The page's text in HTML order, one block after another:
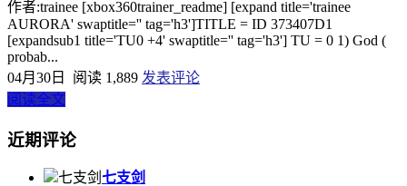
作者:trainee [xbox360trainer_readme] [expand title='trainee
AURORA' swaptitle='' tag='h3']TITLE = ID 373407D1
[expandsub1 title='TU0 +4' swaptitle='' tag='h3'] TU = 0 1) God (
probab...
04月30日
阅读 1,889 发表评论
阅读全文
近期评论
七支剑